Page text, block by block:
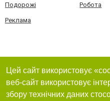
Подорожі Робота
Реклама
Цей сайт використовує
веб-сайт використовує
збору технічних даних